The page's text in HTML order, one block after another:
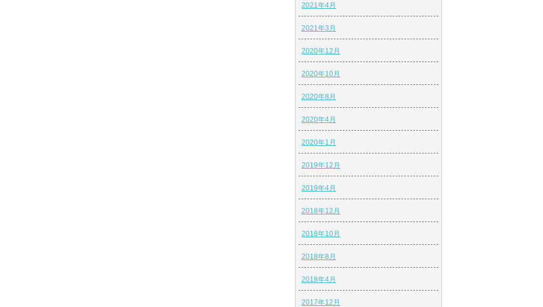
2021年4月
2021年3月
2020年12月
2020年10月
2020年8月
2020年4月
2020年1月
2019年12月
2019年4月
2018年12月
2018年10月
2018年8月
2018年4月
2017年12月